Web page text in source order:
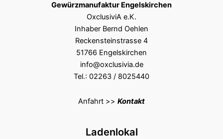
Gewürzmanufaktur Engelskirchen
OxclusiviA e.K.
Inhaber Bernd Oehlen
Reckensteinstrasse 4
51766 Engelskirchen
info@oxclusivia.de
Tel.: 02263 / 8025440
Anfahrt >> Kontakt
Ladenlokal